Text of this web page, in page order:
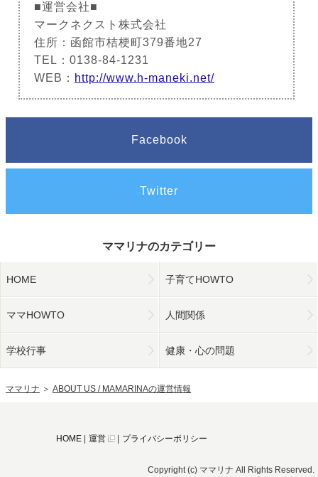
■運営会社■
マークネクスト株式会社
住所：函館市桔梗町379番地27
TEL：0138-84-1231
WEB： http://www.h-maneki.net/
Facebook
Twitter
ママリナのカテゴリー
HOME 子育てHOWTO
ママHOWTO 人間関係
学校行事 健康・心の問題
ママリナ ＞ ABOUT US / MAMARINAの運営情報
HOME 運営 プライバシーポリシー
Copyright (c) ママリナ All Rights Reserved.